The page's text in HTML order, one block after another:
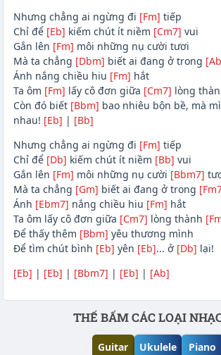
Nhưng chẳng ai ngừng đi [Fm] tiếp
Chỉ để [Eb] kiếm chút ít niềm [Cm7] vui
Gắn lên [Fm] môi những nụ cười tươi
Mà ta chẳng [Dbm] biết ai đang ở trong
Ánh nắng chiều hiu [Fm] hắt
Ta ôm [Fm] lấy cô đơn giữa [Cm7] lòng
Còn đó biết [Bbm] bao nhiêu bộn bề, mà
nhau! [Eb] | [Bb]
Nhưng chẳng ai ngừng đi [Fm] tiếp
Chỉ để [Db] kiếm chút ít niềm [Bb] vui
Gắn lên [Fm] môi những nụ cười [Bbm7]
Mà ta chẳng [Gm] biết ai đang ở trong
Ánh [Ebm7] nắng chiều hiu [Fm] hắt
Ta ôm lấy cô đơn giữa [Cm7] lòng thành
Để thấy thêm [Bbm] yêu thương mình
Để tìm chút bình [Eb] yên [Eb]... ở [Db] lại!
[Eb] | [Eb] | [Bbm7] | [Eb] | [Ab]
Phần nội dungTHẾ BẤM CÁC LOẠI
Guitar Ukulele Piano